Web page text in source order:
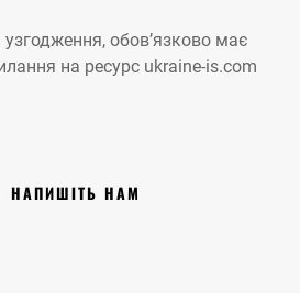
узгодження, обов’язково має
на ресурс ukraine-is.com
НАПИШІТЬ НАМ